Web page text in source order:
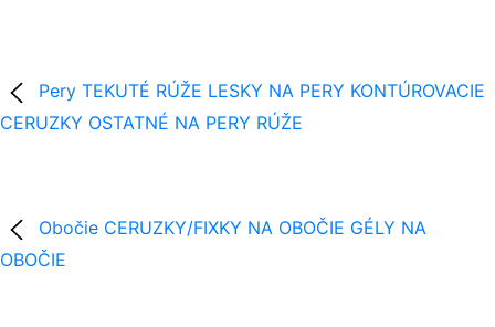
Pery TEKUTÉ RÚŽE LESKY NA PERY KONTÚROVACIE
CERUZKY OSTATNÉ NA PERY RÚŽE
Obočie CERUZKY/FIXKY NA OBOČIE GÉLY NA
OBOČIE